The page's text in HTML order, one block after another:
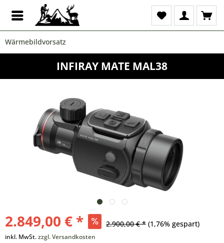
Wärmebildvorsatz
INFIRAY MATE MAL38
2.849,00 € * 2.900,00 € * (1,76% gespart)
inkl. MwSt.zzgl. Versandkosten